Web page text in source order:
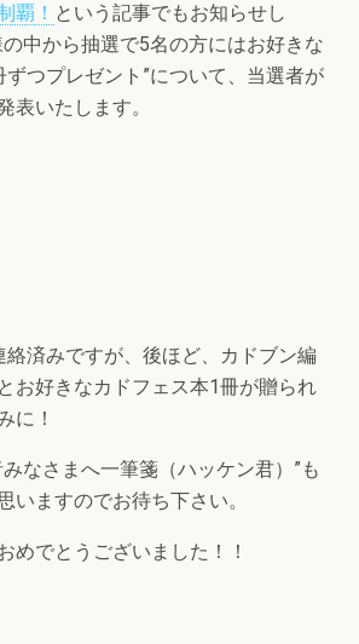
覇！ という記事でもお知らせし
中から抽選で5名の方にはお好きな
ずつプレゼント”について、当選者が
表いたします。
絡済みですが、後ほど、カドブン編
お好きなカドフェス本1冊が贈られ
に！
なさまへ一筆箋（ハッケン君）”も
いますのでお待ち下さい。
めでとうございました！！